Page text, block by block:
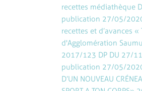
recettes médiathèque
publication 27/05/
recettes et d’avances
d'Agglomération
2017/123 DP DU 27/
publication 27/05/2020
D’UN NOUVEAU